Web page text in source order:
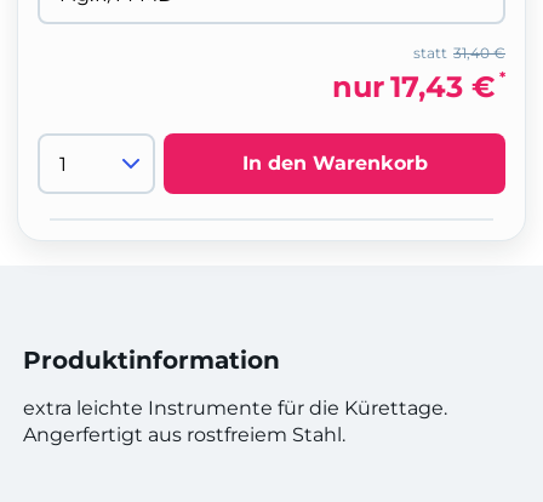
31,40 €
statt
nur17,43 € *
In den Warenkorb
Produktinformation
extra leichte Instrumente für die Kürettage.
Angerfertigt aus rostfreiem Stahl.